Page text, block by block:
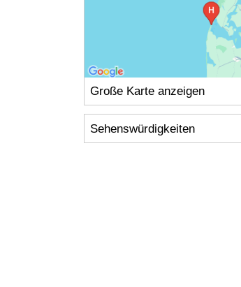
Große Karte anzeigen
Sehenswürdigkeiten